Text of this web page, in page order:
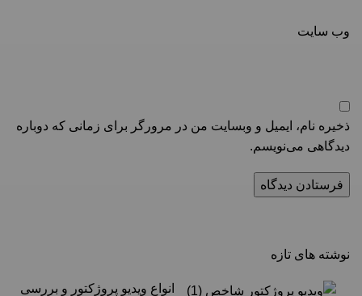
وب‌ سایت
ذخیره نام، ایمیل و وبسایت من در مرورگر برای زمانی که دوباره
دیدگاهی می‌نویسم.
نوشته های تازه
انواع ویدیو پروژکتور و بررسی